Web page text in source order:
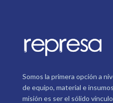
Somos la primera opción a
de equipo, material e
misión es ser el sólido